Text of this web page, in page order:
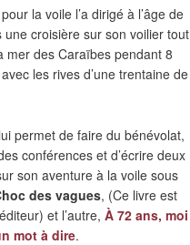
la voile l’a dirigé à l’âge de
une croisière sur son voilier tout
mer des Caraïbes pendant 8
les rives d’une trentaine de
permet de faire du bénévolat,
conférences et d’écrire deux
son aventure à la voile sous
des vagues, (Ce livre est
et l’autre, À 72 ans, moi
mot à dire.